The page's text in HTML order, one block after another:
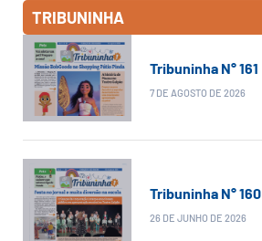
TRIBUNINHA
Tribuninha N° 161
7 DE AGOSTO DE 2026
Tribuninha N° 160
26 DE JUNHO DE 2026